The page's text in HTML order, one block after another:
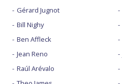
Gérard Jugnot
Bill Nighy
Ben Affleck
Jean Reno
Raúl Arévalo